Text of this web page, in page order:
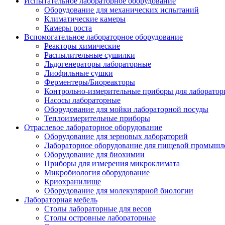
Оборудование для механических испытаний
Климатические камеры
Камеры роста
Вспомогательное лабораторное оборудование
Реакторы химические
Распылительные сушилки
Льдогенераторы лабораторные
Лиофильные сушки
Ферментеры/Биореакторы
Контрольно-измерительные приборы для
Насосы лабораторные
Оборудование для мойки лабораторной посуды
Теплоизмерительные приборы
Отраслевое лабораторное оборудование
Оборудование для зерновых лабораторий
Лабораторное оборудование для пищевой
Оборудование для биохимии
Приборы для измерения микроклимата
Микробиология оборудование
Криохранилище
Оборудование для молекулярной биологии
Лабораторная мебель
Столы лабораторные для весов
Столы островные лабораторные